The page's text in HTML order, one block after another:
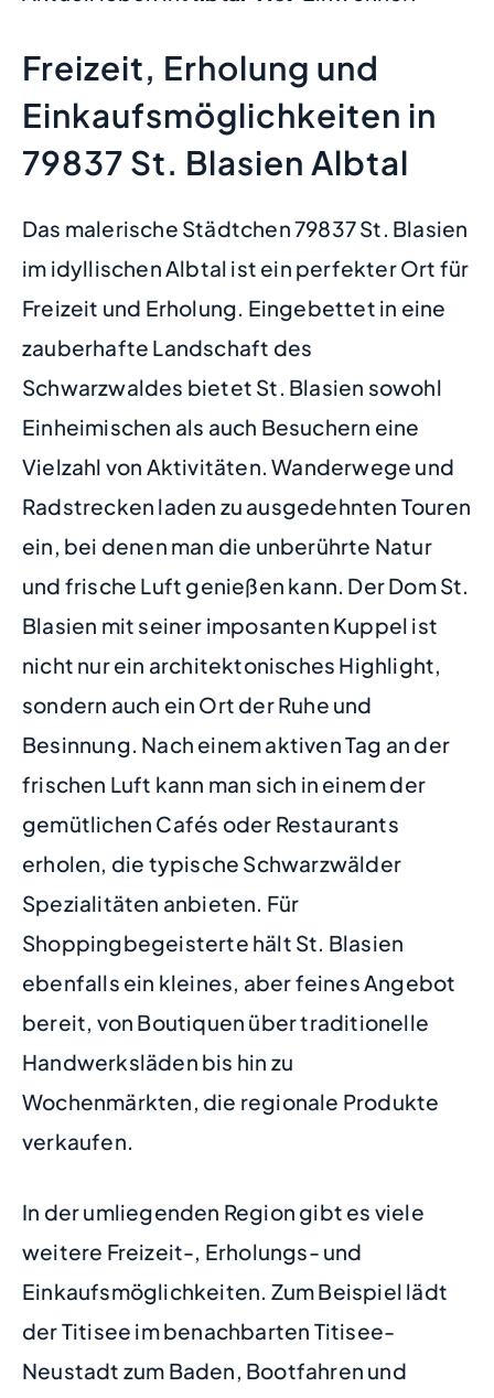
Freizeit, Erholung und
Einkaufsmöglichkeiten in
79837 St. Blasien Albtal
Das malerische Städtchen 79837 St. Blasien
im idyllischen Albtal ist ein perfekter Ort für
Freizeit und Erholung. Eingebettet in eine
zauberhafte Landschaft des
Schwarzwaldes bietet St. Blasien sowohl
Einheimischen als auch Besuchern eine
Vielzahl von Aktivitäten. Wanderwege und
Radstrecken laden zu ausgedehnten Touren
ein, bei denen man die unberührte Natur
und frische Luft genießen kann. Der Dom St.
Blasien mit seiner imposanten Kuppel ist
nicht nur ein architektonisches Highlight,
sondern auch ein Ort der Ruhe und
Besinnung. Nach einem aktiven Tag an der
frischen Luft kann man sich in einem der
gemütlichen Cafés oder Restaurants
erholen, die typische Schwarzwälder
Spezialitäten anbieten. Für
Shoppingbegeisterte hält St. Blasien
ebenfalls ein kleines, aber feines Angebot
bereit, von Boutiquen über traditionelle
Handwerksläden bis hin zu
Wochenmärkten, die regionale Produkte
verkaufen.
In der umliegenden Region gibt es viele
weitere Freizeit-, Erholungs- und
Einkaufsmöglichkeiten. Zum Beispiel lädt
der Titisee im benachbarten Titisee-
Neustadt zum Baden, Bootfahren und